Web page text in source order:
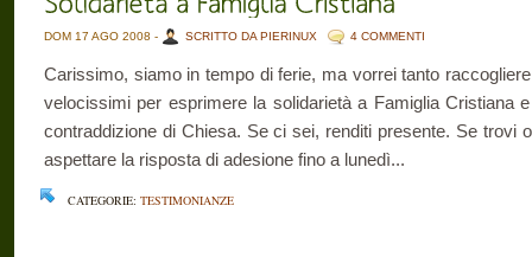
DOM 17 AGO 2008 - SCRITTO DA PIERINUX 4 COMMENTI
Carissimo, siamo in tempo di ferie, ma vorrei tanto
velocissimi per esprimere la solidarietà a Famiglia Cristiana
contraddizione di Chiesa. Se ci sei, renditi presente. Se trovi
aspettare la risposta di adesione fino a lunedì...
CATEGORIE: TESTIMONIANZE